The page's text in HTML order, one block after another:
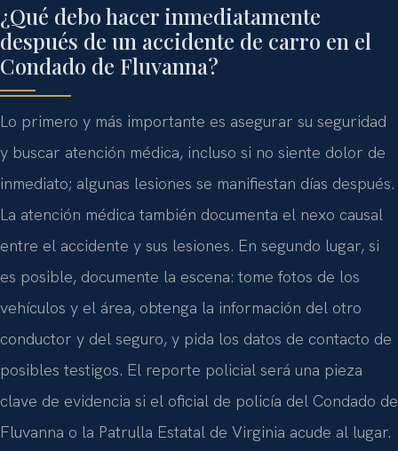
¿Qué debo hacer inmediatamente
después de un accidente de carro en el
Condado de Fluvanna?
Lo primero y más importante es asegurar su seguridad
y buscar atención médica, incluso si no siente dolor de
inmediato; algunas lesiones se manifiestan días después.
La atención médica también documenta el nexo causal
entre el accidente y sus lesiones. En segundo lugar, si
es posible, documente la escena: tome fotos de los
vehículos y el área, obtenga la información del otro
conductor y del seguro, y pida los datos de contacto de
posibles testigos. El reporte policial será una pieza
clave de evidencia si el oficial de policía del Condado de
Fluvanna o la Patrulla Estatal de Virginia acude al lugar.